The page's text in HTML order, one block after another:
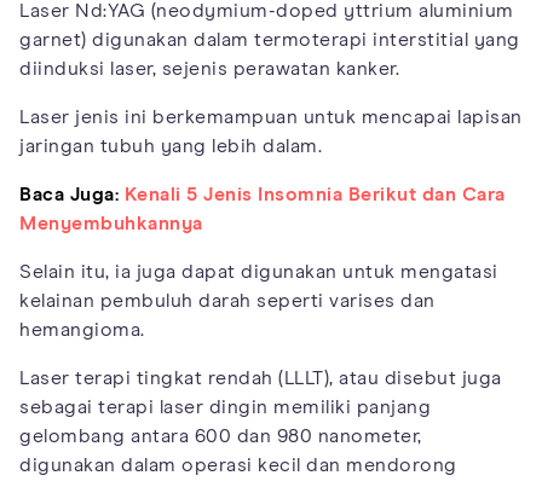
Laser Nd:YAG (neodymium-doped yttrium aluminium
garnet) digunakan dalam termoterapi interstitial yang
diinduksi laser, sejenis perawatan kanker.
Laser jenis ini berkemampuan untuk mencapai lapisan
jaringan tubuh yang lebih dalam.
Baca Juga: Kenali 5 Jenis Insomnia Berikut dan Cara
Menyembuhkannya
Selain itu, ia juga dapat digunakan untuk mengatasi
kelainan pembuluh darah seperti varises dan
hemangioma.
Laser terapi tingkat rendah (LLLT), atau disebut juga
sebagai terapi laser dingin memiliki panjang
gelombang antara 600 dan 980 nanometer,
digunakan dalam operasi kecil dan mendorong